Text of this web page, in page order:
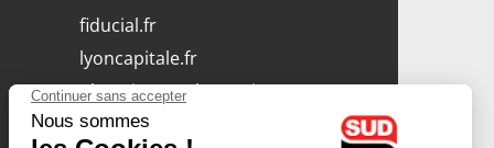
fiducial.fr
lyoncapitale.fr
olympique-et-lyonnais.com